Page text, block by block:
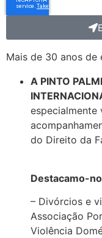
Mais de 30 anos de
A PINTO
especialmente
do Direito da
Destacamo-
– Divórcios e
Associação
Violência